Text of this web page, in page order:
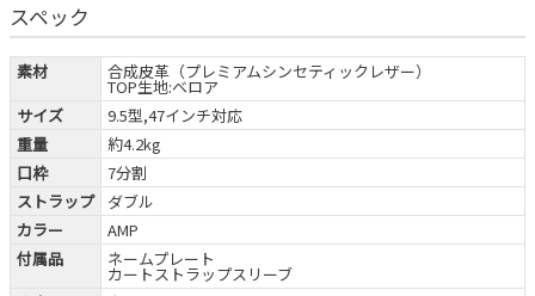
スペック
素材 合成皮革（プレミアムシンセティックレザー）
TOP生地:ベロア
サイズ
9.5型,47インチ対応
重量
約4.2kg
口枠
7分割
ストラップ
ダブル
カラー
AMP
付属品
ネームプレート
カートストラップスリーブ